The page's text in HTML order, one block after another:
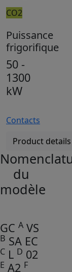
CO2
Puissance
frigorifique
50 -
1300
kW
Contacts
Product details
du
modèle
GC A VS
B SA EC
C L D 02
E A2 F